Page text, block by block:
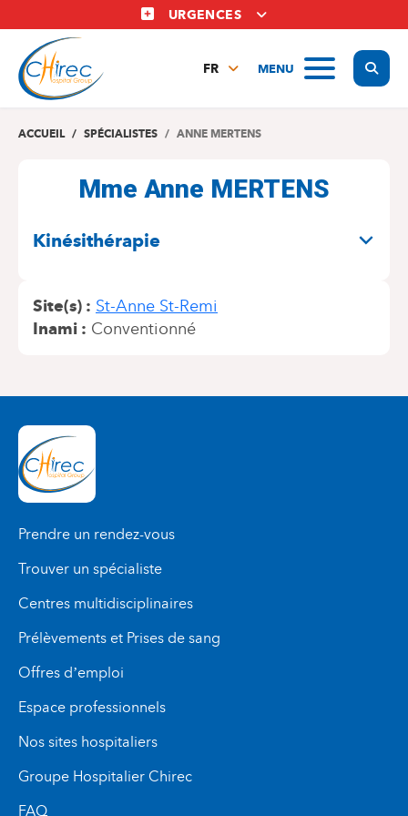
au
contenu
principal
URGENCES
MENU
FR
EN
ACCUEIL SPÉCIALISTES ANNE MERTENS
Mme Anne MERTENS
Kinésithérapie
Site(s)
St-Anne St-Remi
Inami
Conventionné
Prendre un rendez-vous
Trouver un spécialiste
Centres multidisciplinaires
Prélèvements et Prises de sang
Offres d’emploi
Espace professionnels
Nos sites hospitaliers
Groupe Hospitalier Chirec
FAQ